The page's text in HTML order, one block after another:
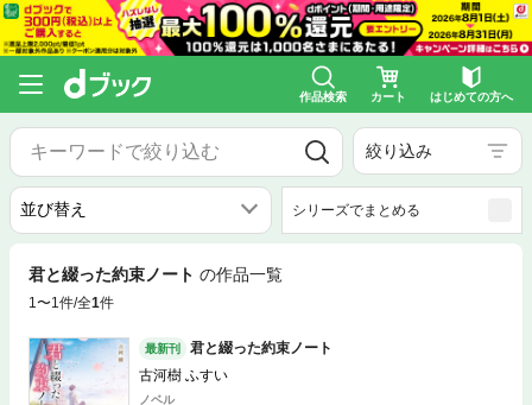
作品検索 カート はじめての方へ
絞り込み
シリーズでまとめる
君と綴った約束ノート の作品一覧
1〜1件/全1件
最新刊
君と綴った約束ノート
古河樹 ふすい
ノベル